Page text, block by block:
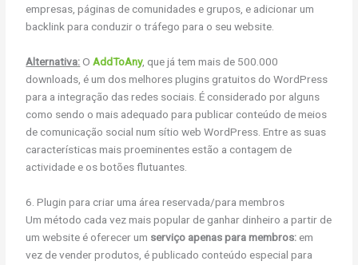
empresas, páginas de comunidades e grupos, e adicionar um
backlink para conduzir o tráfego para o seu website.
Alternativa:OAddToAny, que já tem mais de 500.000
downloads, é um dos melhores plugins gratuitos do WordPress
para a integração das redes sociais. É considerado por alguns
como sendo o mais adequado para publicar conteúdo de meios
de comunicação social num sítio web WordPress. Entre as suas
características mais proeminentes estão a contagem de
actividade e os botões flutuantes.
6. Plugin para criar uma área reservada/para membros
Um método cada vez mais popular de ganhar dinheiro a partir de
um website é oferecer um serviço apenas para membros: em
vez de vender produtos, é publicado conteúdo especial para